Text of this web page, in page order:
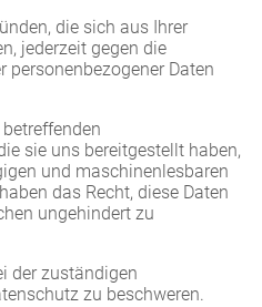
die sich aus Ihrer
jederzeit gegen die
personenbezogener Daten
sie uns bereitgestellt haben,
und maschinenlesbaren
das Recht, diese Daten
ungehindert zu
der zuständigen
zu beschweren.